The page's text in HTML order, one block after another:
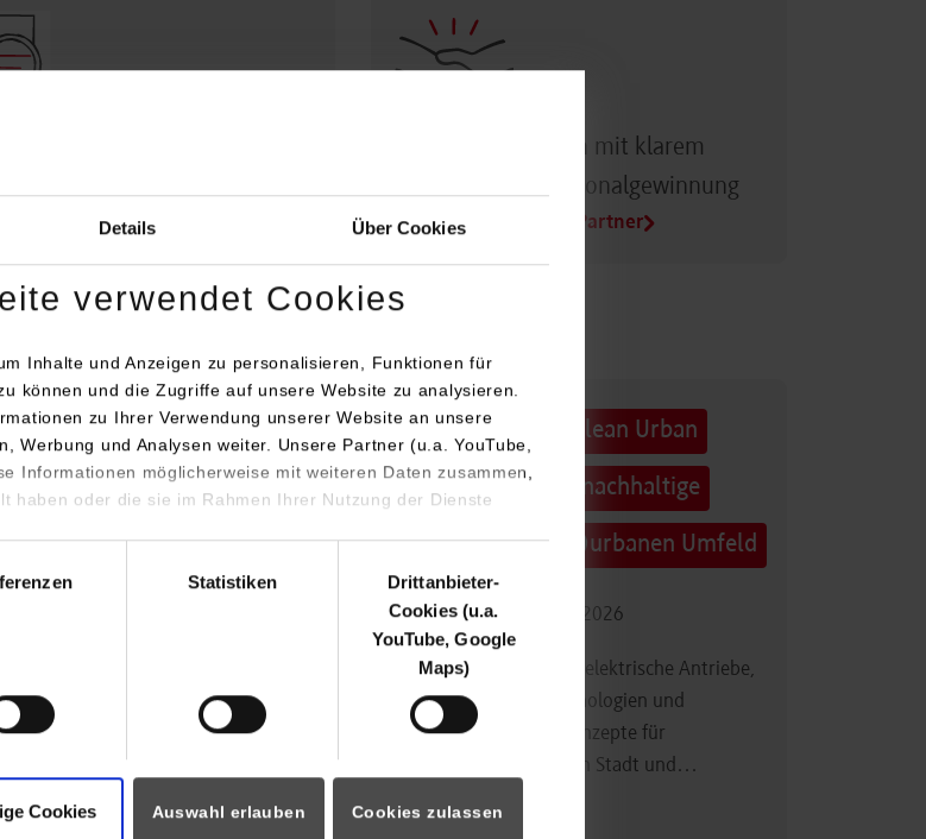
Details Über Cookies
verwendet Cookies
Inhalte und Anzeigen zu personalisieren, Funktionen für
können und die Zugriffe auf unsere Website zu analysieren.
zu Ihrer Verwendung unserer Website an unsere
Werbung und Analysen weiter. Unsere Partner (u.a. YouTube,
Informationen möglicherweise mit weiteren Daten zusammen,
haben oder die sie im Rahmen Ihrer Nutzung der Dienste
Statistiken
Drittanbieter-
Cookies (u.a.
YouTube, Google
Maps)
Cookies Auswahl erlauben Cookies zulassen
DHBW Stuttgart
Dualer Partner sein mit klarem
Vorteil bei der Personalgewinnung
Alle Infos für Duale Partner
Infoveranstaltung für Technologietag: Clean Urban
Transportation – nachhaltige
Mobilität im (sub)urbanen Umfeld
16.09.2026 - 17.09.2026
Im Mittelpunkt stehen elektrische Antriebe,
moderne Batterietechnologien und
innovative Fahrzeugkonzepte für
nachhaltige Mobilität in Stadt und…